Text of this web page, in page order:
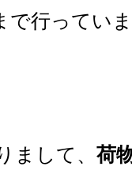
で行ってい
まして、 荷